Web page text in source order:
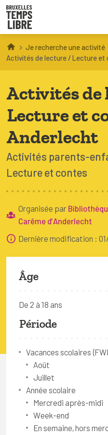
Infos parents
À BRUXELLES
FAQ
Connexion
Je recherche une activité
Activités de lecture / Lecture et
Activités de
Lecture et
Anderlecht
Activités parents-
Lecture et contes
Organisée par
Carême d’Anderlecht
Dernière modification :
Âge
De 2 à 18 ans
Période
Vacances scolaires
Août
Juillet
Année scolaire
Mercredi après-midi
Week-end
En semaine, hors